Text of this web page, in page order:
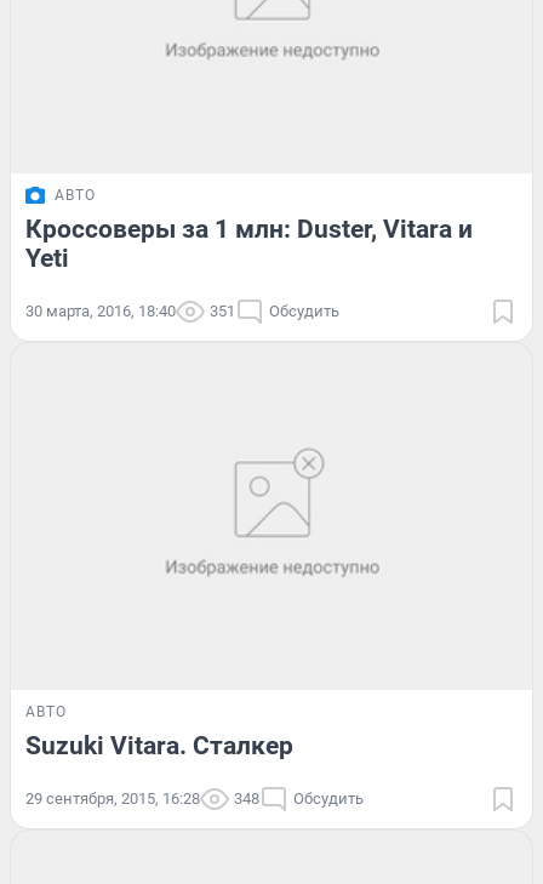
АВТО
Кроссоверы за 1 млн: Duster, Vitara и
Yeti
30 марта, 2016, 18:40 351 Обсудить
АВТО
Suzuki Vitara. Сталкер
29 сентября, 2015, 16:28 348 Обсудить